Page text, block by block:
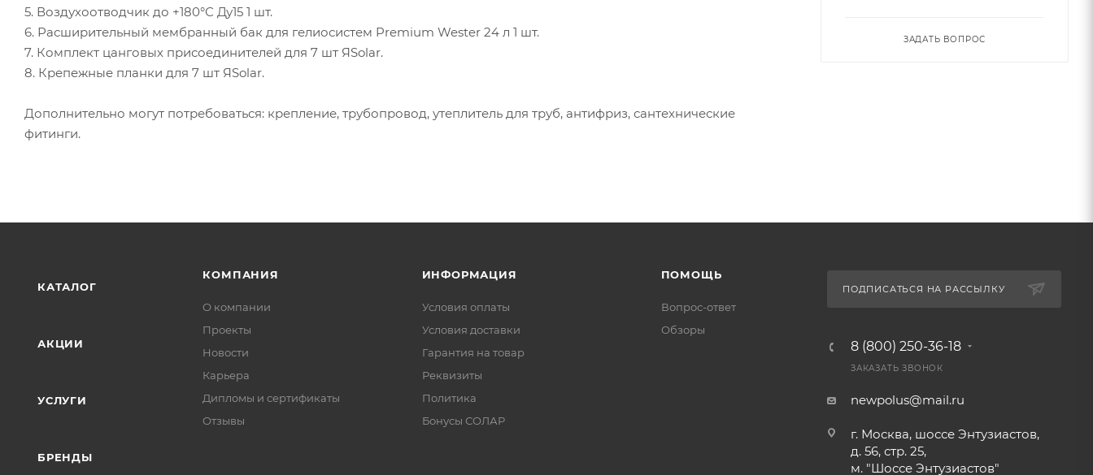
5. Воздухоотводчик до +180°С Ду15 1 шт.
6. Расширительный мембранный бак для гелиосистем Premium Wester 24 л 1 шт.
7. Комплект цанговых присоединителей для 7 шт ЯSolar.
8. Крепежные планки для 7 шт ЯSolar.
Дополнительно могут потребоваться: крепление, трубопровод, утеплитель для труб, антифриз, сантехнические
фитинги.
ЗАДАТЬ ВОПРОС
КАТАЛОГ
АКЦИИ
УСЛУГИ
БРЕНДЫ
КОМПАНИЯ
О компании
Проекты
Новости
Карьера
Дипломы и сертификаты
Отзывы
ИНФОРМАЦИЯ
Условия оплаты
Условия доставки
Гарантия на товар
Реквизиты
Политика
Бонусы СОЛАР
ПОМОЩЬ
Вопрос-ответ
Обзоры
ПОДПИСАТЬСЯ НА РАССЫЛКУ
8 (800) 250-36-18
ЗАКАЗАТЬ ЗВОНОК
newpolus@mail.ru
г. Москва, шоссе Энтузиастов,
д. 56, стр. 25,
м. "Шоссе Энтузиастов"